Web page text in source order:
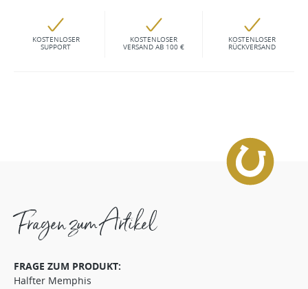
KOSTENLOSER
SUPPORT
KOSTENLOSER
VERSAND AB 100 €
KOSTENLOSER
RÜCKVERSAND
Fragen zum Artikel
FRAGE ZUM PRODUKT:
Halfter Memphis